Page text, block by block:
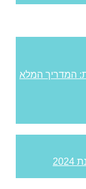
המדריך המלא